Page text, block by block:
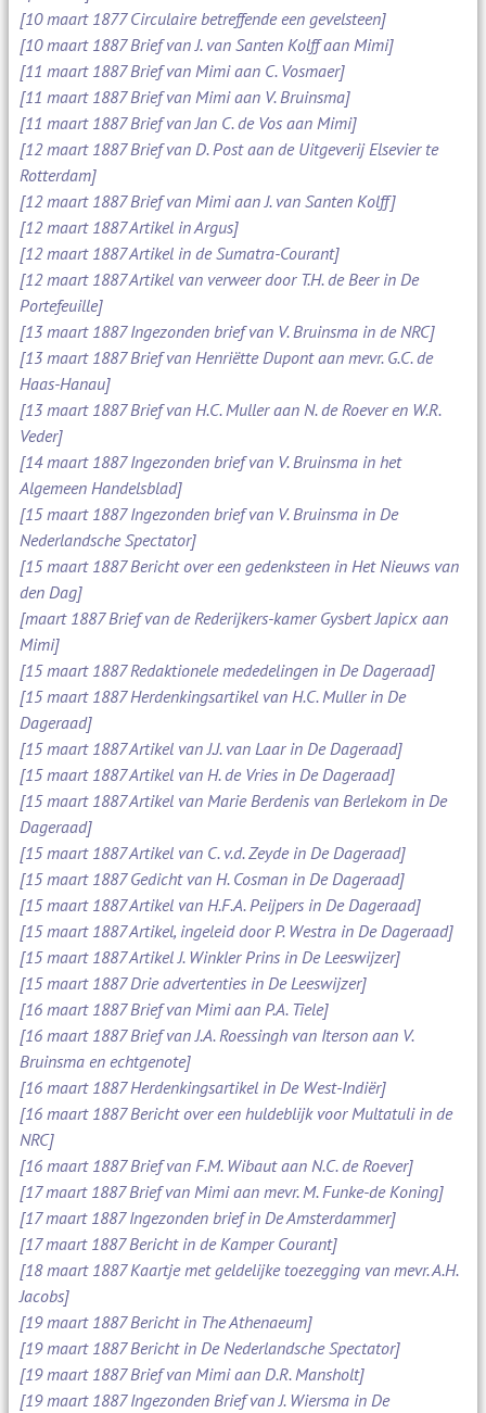
[10 maart 1877 Circulaire betreffende een gevelsteen]
[10 maart 1887 Brief van J. van Santen Kolff aan Mimi]
[11 maart 1887 Brief van Mimi aan C. Vosmaer]
[11 maart 1887 Brief van Mimi aan V. Bruinsma]
[11 maart 1887 Brief van Jan C. de Vos aan Mimi]
[12 maart 1887 Brief van D. Post aan de Uitgeverij Elsevier te
Rotterdam]
[12 maart 1887 Brief van Mimi aan J. van Santen Kolff]
[12 maart 1887 Artikel in Argus]
[12 maart 1887 Artikel in de Sumatra-Courant]
[12 maart 1887 Artikel van verweer door T.H. de Beer in De
Portefeuille]
[13 maart 1887 Ingezonden brief van V. Bruinsma in de NRC]
[13 maart 1887 Brief van Henriëtte Dupont aan mevr. G.C. de
Haas-Hanau]
[13 maart 1887 Brief van H.C. Muller aan N. de Roever en W.R.
Veder]
[14 maart 1887 Ingezonden brief van V. Bruinsma in het
Algemeen Handelsblad]
[15 maart 1887 Ingezonden brief van V. Bruinsma in De
Nederlandsche Spectator]
[15 maart 1887 Bericht over een gedenksteen in Het Nieuws van
den Dag]
[maart 1887 Brief van de Rederijkers-kamer Gysbert Japicx aan
Mimi]
[15 maart 1887 Redaktionele mededelingen in De Dageraad]
[15 maart 1887 Herdenkingsartikel van H.C. Muller in De
Dageraad]
[15 maart 1887 Artikel van J.J. van Laar in De Dageraad]
[15 maart 1887 Artikel van H. de Vries in De Dageraad]
[15 maart 1887 Artikel van Marie Berdenis van Berlekom in De
Dageraad]
[15 maart 1887 Artikel van C. v.d. Zeyde in De Dageraad]
[15 maart 1887 Gedicht van H. Cosman in De Dageraad]
[15 maart 1887 Artikel van H.F.A. Peijpers in De Dageraad]
[15 maart 1887 Artikel, ingeleid door P. Westra in De Dageraad]
[15 maart 1887 Artikel J. Winkler Prins in De Leeswijzer]
[15 maart 1887 Drie advertenties in De Leeswijzer]
[16 maart 1887 Brief van Mimi aan P.A. Tiele]
[16 maart 1887 Brief van J.A. Roessingh van Iterson aan V.
Bruinsma en echtgenote]
[16 maart 1887 Herdenkingsartikel in De West-Indiër]
[16 maart 1887 Bericht over een huldeblijk voor Multatuli in de
NRC]
[16 maart 1887 Brief van F.M. Wibaut aan N.C. de Roever]
[17 maart 1887 Brief van Mimi aan mevr. M. Funke-de Koning]
[17 maart 1887 Ingezonden brief in De Amsterdammer]
[17 maart 1887 Bericht in de Kamper Courant]
[18 maart 1887 Kaartje met geldelijke toezegging van mevr. A.H.
Jacobs]
[19 maart 1887 Bericht in The Athenaeum]
[19 maart 1887 Bericht in De Nederlandsche Spectator]
[19 maart 1887 Brief van Mimi aan D.R. Mansholt]
[19 maart 1887 Ingezonden Brief van J. Wiersma in De